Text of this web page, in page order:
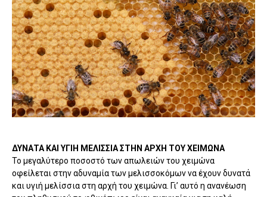
ΔΥΝΑΤΑ ΚΑΙ ΥΓΙΗ ΜΕΛΙΣΣΙΑ ΣΤΗΝ ΑΡΧΗ ΤΟΥ ΧΕΙΜΩΝΑ
Το μεγαλύτερο ποσοστό των απωλειών του χειμώνα
οφείλεται στην αδυναμία των μελισσοκόμων να έχουν δυνατά
και υγιή μελίσσια στη αρχή του χειμώνα. Γι’ αυτό η ανανέωση